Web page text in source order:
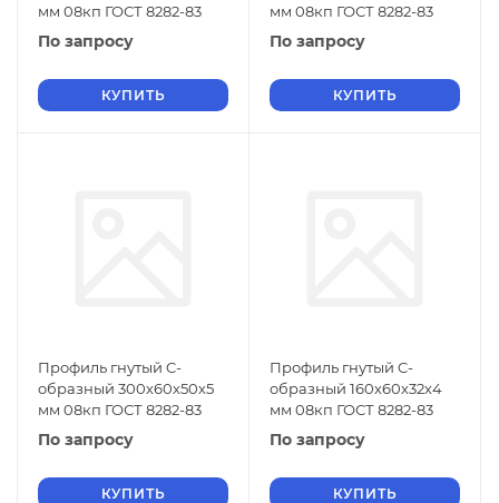
мм 08кп ГОСТ 8282-83
По запросу
КУПИТЬ
мм 08кп ГОСТ 8282-83
По запросу
КУПИТЬ
Профиль гнутый C-
образный 300х60х50х5
мм 08кп ГОСТ 8282-83
По запросу
КУПИТЬ
Профиль гнутый C-
образный 160х60х32х4
мм 08кп ГОСТ 8282-83
По запросу
КУПИТЬ